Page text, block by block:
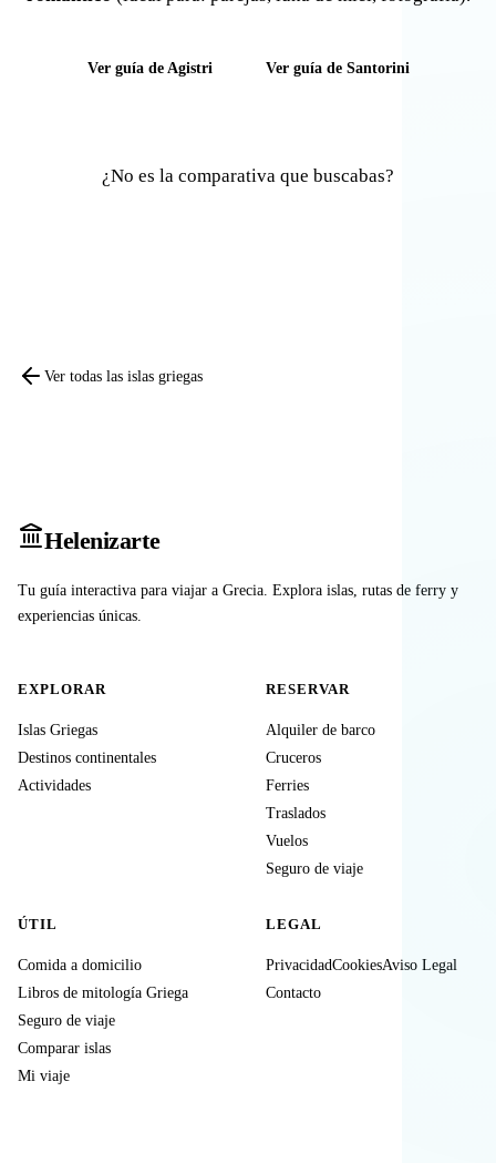
Ver guía de Agistri Ver guía de Santorini
¿No es la comparativa que buscabas?
Ver todas las islas griegas
Helenizarte
Tu guía interactiva para viajar a Grecia. Explora islas, rutas de ferry y
experiencias únicas.
EXPLORAR
Islas Griegas
Destinos continentales
Actividades
RESERVAR
Alquiler de barco
Cruceros
Ferries
Traslados
Vuelos
Seguro de viaje
ÚTIL
Comida a domicilio
Libros de mitología Griega
Seguro de viaje
Comparar islas
Mi viaje
LEGAL
PrivacidadCookiesAviso Legal
Contacto